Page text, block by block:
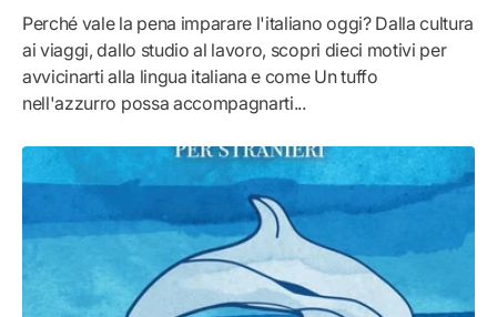
Perché vale la pena imparare l'italiano oggi? Dalla cultura
ai viaggi, dallo studio al lavoro, scopri dieci motivi per
avvicinarti alla lingua italiana e come Un tuffo
nell'azzurro possa accompagnarti...